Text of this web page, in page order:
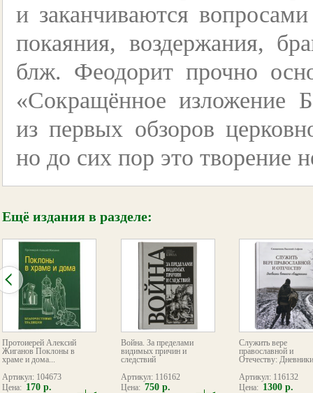
и заканчиваются
покаяния, воздержания,
блж. Феодорит прочно
«Сокращённое изложение
из первых обзоров
но до сих пор это творение
Ещё издания в разделе:
Протоиерей Алексий
Жиганов Поклоны в
храме и дома...
Артикул: 104673
Цена: 170 р.
Война. За пределами
видимых причин и
следствий
Артикул: 116162
Цена: 750 р.
Служить вере
православной и
Отечеству:
Артикул: 116132
Цена: 1300 р.